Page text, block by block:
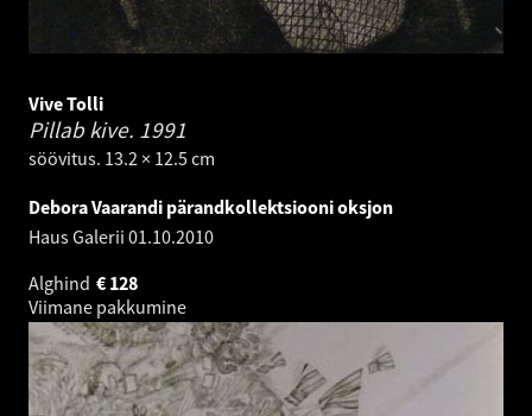
Vive Tolli
Pillab kive. 1991
söövitus. 13.2 × 12.5 cm
Debora Vaarandi pärandkollektsiooni oksjon
Haus Galerii 01.10.2010
Alghind
128
€
Viimane pakkumine